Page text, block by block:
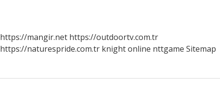
https://mangir.net https://outdoortv.com.tr
https://naturespride.com.tr knight online nttgame Sitemap